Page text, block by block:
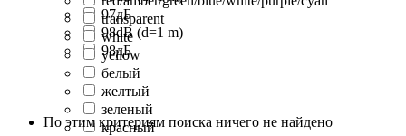
97дБ
98dB (d=1 m)
98дБ
transparent
white
yellow
белый
желтый
зеленый
красный
По этим критериям поиска ничего не найдено